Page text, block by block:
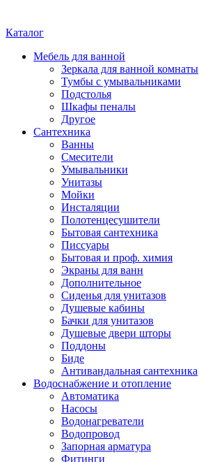
Каталог
Мебель для ванной
Зеркала для ванной комнаты
Тумбы с умывальниками
Подстолья
Шкафы пеналы
Другое
Сантехника
Ванны
Смесители
Умывальники
Унитазы
Мойки
Инсталяции
Полотенцесушители
Бытовая сантехника
Писсуары
Бытовая и проф. химия
Экраны для ванн
Дополнительное
Сиденья для унитазов
Душевые кабины
Бачки для унитазов
Душевые двери шторы
Поддоны
Биде
Антивандальная сантехника
Водоснабжение и отопление
Автоматика
Насосы
Водонагреватели
Водопровод
Запорная арматура
Фитинги